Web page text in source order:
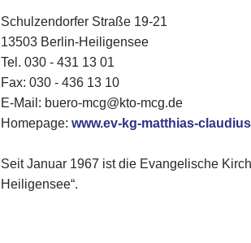
Schulzendorfer Straße 19-21
13503 Berlin-Heiligensee
Tel. 030 - 431 13 01
Fax: 030 - 436 13 10
E-Mail: buero-mcg@kto-mcg.de
Homepage:www.ev-kg-matthias-
Seit Januar 1967 ist die Evangelische
Heiligensee“.